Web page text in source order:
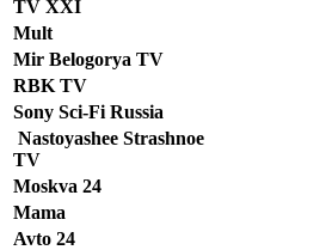
TV XXI
Mult
Mir Belogorya TV
RBK TV
Sony Sci-Fi Russia
Nastoyashee Strashnoe
TV
Moskva 24
Mama
Avto 24